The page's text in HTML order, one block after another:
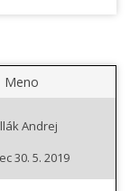
Meno
Andrej
30. 5. 2019